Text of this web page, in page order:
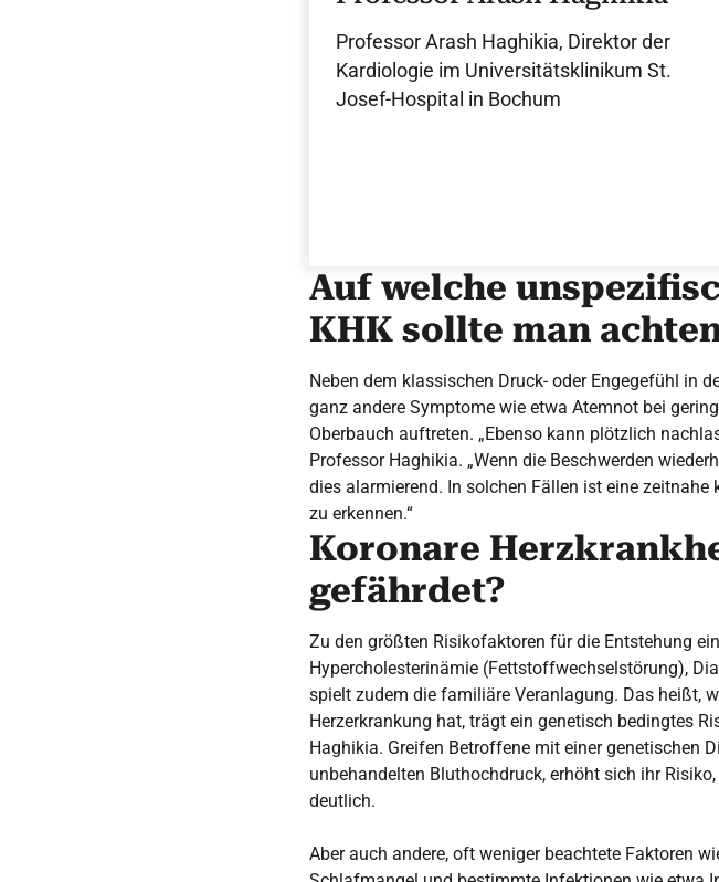
Professor Arash Haghikia, Direktor der
Kardiologie im Universitätsklinikum St.
Josef-Hospital in Bochum
Auf welche
KHK sollte man
Neben dem klassischen Druck- oder Engegefühl in
ganz andere Symptome wie etwa Atemnot bei
Oberbauch auftreten. „Ebenso kann plötzlich
Professor Haghikia. „Wenn die Beschwerden
dies alarmierend. In solchen Fällen ist eine
zu erkennen.“
Koronare
gefährdet?
Zu den größten Risikofaktoren für die Entstehung
Hypercholesterinämie (Fettstoffwechselstörung),
spielt zudem die familiäre Veranlagung. Das heißt,
Herzerkrankung hat, trägt ein genetisch bedingtes
Haghikia. Greifen Betroffene mit einer genetischen
unbehandelten Bluthochdruck, erhöht sich ihr
deutlich.
Aber auch andere, oft weniger beachtete Faktoren